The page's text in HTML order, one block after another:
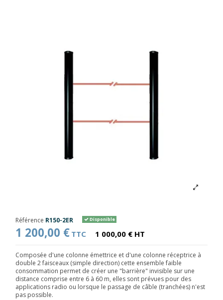
Référence R150-2ER Disponible
1 200,00 € TTC 1 000,00 € HT
Composée d'une colonne émettrice et d'une colonne réceptrice à
double 2 faisceaux (simple direction) cette ensemble faible
consommation permet de créer une "barrière" invisible sur une
distance comprise entre 6 à 60 m, elles sont prévues pour des
applications radio ou lorsque le passage de câble (tranchées) n'est
pas possible.